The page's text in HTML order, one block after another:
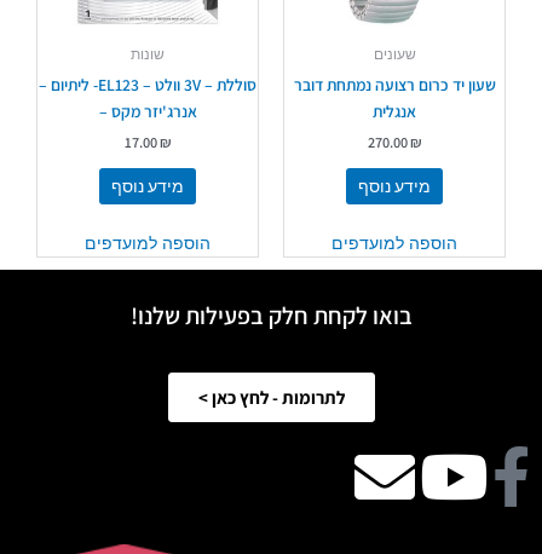
שעונים
שעון יד כרום רצועה נמתחת דובר
אנגלית
270.00₪
מידע נוסף
הוספה למועדפים
שונות
סוללת – 3V וולט – EL123- ליתיום –
אנרג'יזר מקס –
17.00₪
מידע נוסף
הוספה למועדפים
בואו לקחת חלק בפעילות שלנו!
לתרומות - לחץ כאן >
Facebook
Youtube
email